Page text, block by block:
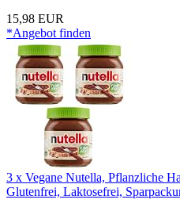
15,98 EUR
*Angebot finden
3 x Vegane Nutella, Pflanzliche
Glutenfrei, Laktosefrei,